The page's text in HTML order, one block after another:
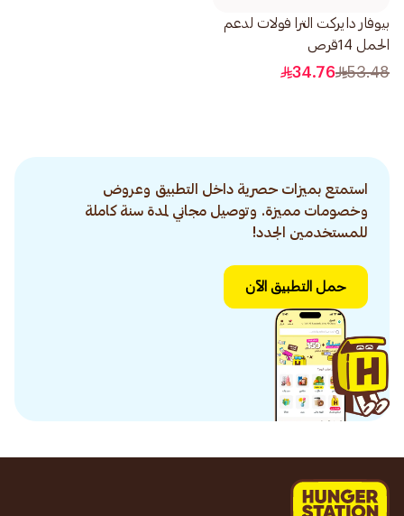
بيوفار دايركت الترا فولات لدعم
الحمل 14قرص
53.48
34.76
استمتع بميزات حصرية داخل التطبيق وعروض
وخصومات مميزة. وتوصيل مجاني لمدة سنة كاملة
للمستخدمين الجدد!
حمل التطبيق الآن